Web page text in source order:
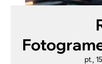
pt.,